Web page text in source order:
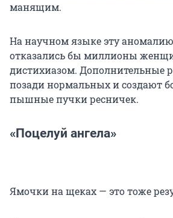
манящим.
На научном языке эту
отказались бы миллионы
дистихиазом. Дополнительные
позади нормальных и создают
пышные пучки ресничек.
«Поцелуй ангела»
Ямочки на щеках — это тоже